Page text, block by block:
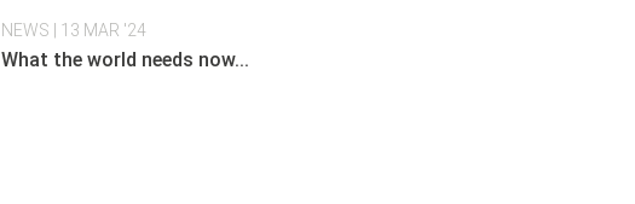
NEWS | 13 MAR '24
What the world needs now...